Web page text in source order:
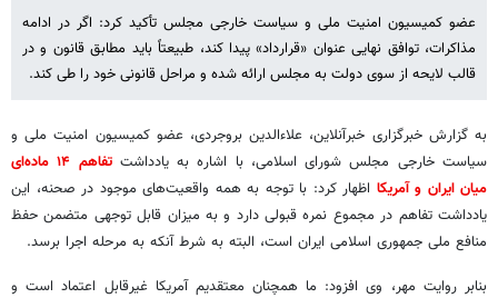
عضو کمیسیون امنیت ملی و سیاست خارجی مجلس تأکید کرد: اگر در ادامه
مذاکرات، توافق نهایی عنوان «قرارداد» پیدا کند، طبیعتاً باید مطابق قانون و در
قالب لایحه از سوی دولت به مجلس ارائه شده و مراحل قانونی خود را طی کند.
به گزارش خبرگزاری خبرآنلاین، علاءالدین بروجردی، عضو کمیسیون امنیت ملی و
سیاست خارجی مجلس شورای اسلامی، با اشاره به یادداشت
تفاهم ۱۴ ماده‌ای
میان ایران و آمریکا اظهار کرد: با توجه به همه واقعیت‌های موجود در صحنه، این
یادداشت تفاهم در مجموع نمره قبولی دارد و به میزان قابل توجهی متضمن حفظ
منافع ملی جمهوری اسلامی ایران است، البته به شرط آنکه به مرحله اجرا برسد.
بنابر روایت مهر، وی افزود: ما همچنان معتقدیم آمریکا غیرقابل اعتماد است و